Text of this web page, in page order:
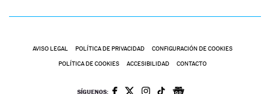
AVISO LEGAL POLÍTICA DE PRIVACIDAD CONFIGURACIÓN DE COOKIES
POLÍTICA DE COOKIES ACCESIBILIDAD CONTACTO
SÍGUENOS: